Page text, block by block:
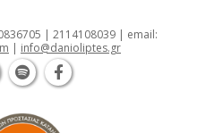
| 2114108039 | email:
| info@danioliptes.gr